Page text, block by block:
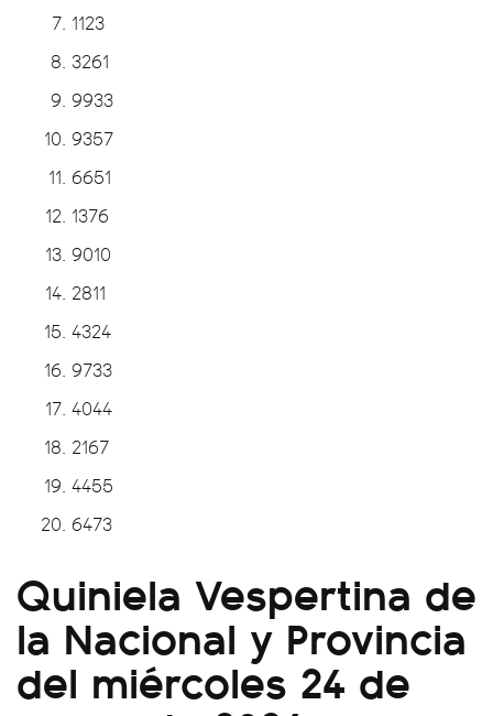
1123
3261
9933
9357
6651
1376
9010
2811
4324
9733
4044
2167
4455
6473
Quiniela Vespertina de
la Nacional y Provincia
del miércoles 24 de